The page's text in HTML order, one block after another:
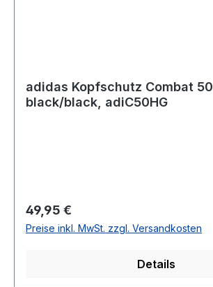
adidas Kopfschutz Combat 50
black/black, adiC50HG
Regulärer Preis:
49,95 €
Preise inkl. MwSt. zzgl. Versandkosten
Details